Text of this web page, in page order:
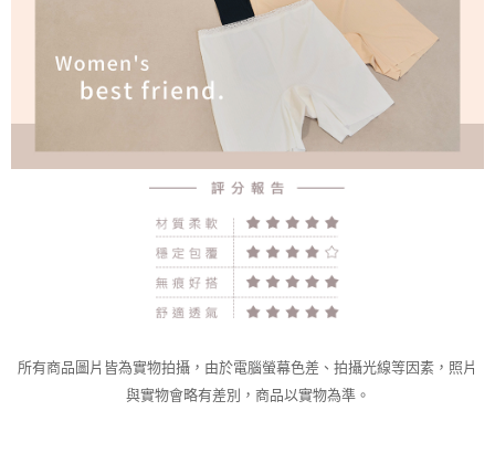
所有商品圖片皆為實物拍攝，由於電腦螢幕色差、拍攝光線等因素，照片
與實物會略有差別，商品以實物為準。